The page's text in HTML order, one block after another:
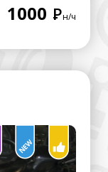
1000 Рн/ч